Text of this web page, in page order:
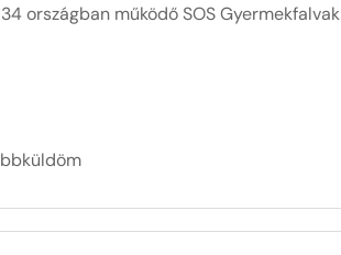
országban működő SOS Gyermekfalvak